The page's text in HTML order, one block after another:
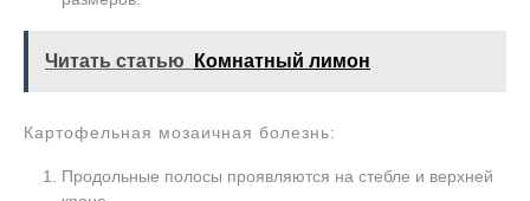
Читать статью Комнатный лимон
Картофельная мозаичная болезнь:
Продольные полосы проявляются на стебле и верхней